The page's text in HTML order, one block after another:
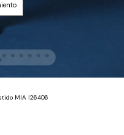
MIA I26406